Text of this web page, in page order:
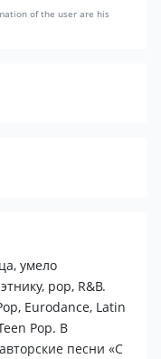
of the user are his
умело
pop, R&B.
Eurodance, Latin
Pop. В
песни «С